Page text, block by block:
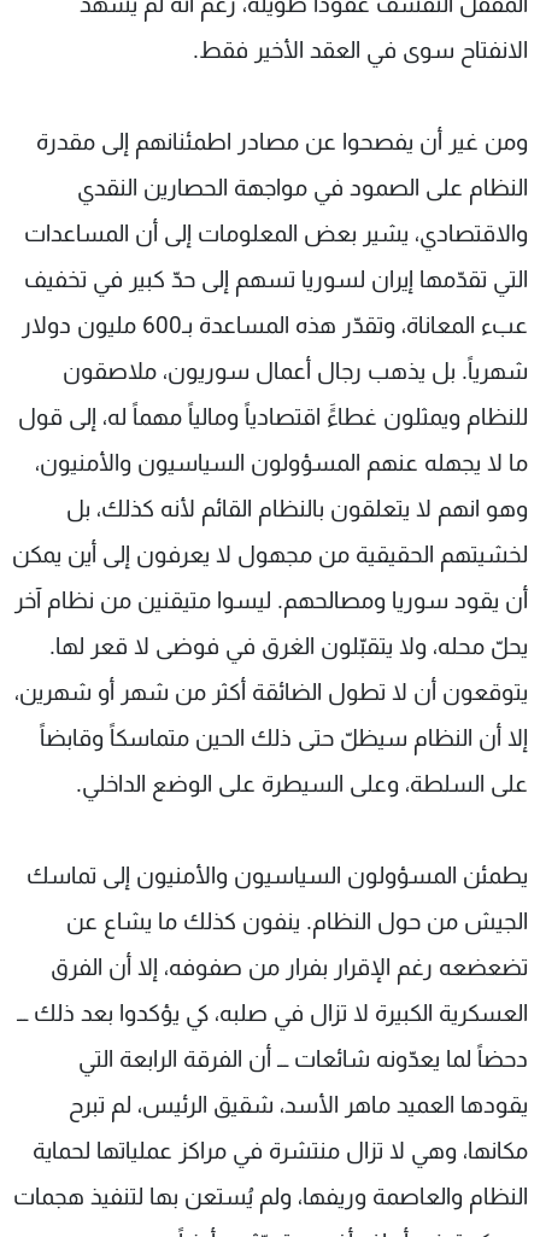
الانفتاح سوى في العقد الأخير فقط.
ومن غير أن يفصحوا عن مصادر اطمئنانهم إلى مقدرة
النظام على الصمود في مواجهة الحصارين النقدي
والاقتصادي، يشير بعض المعلومات إلى أن المساعدات
التي تقدّمها إيران لسوريا تسهم إلى حدّ كبير في تخفيف
عبء المعاناة، وتقدّر هذه المساعدة بـ600 مليون دولار
شهرياً. بل يذهب رجال أعمال سوريون، ملاصقون
للنظام ويمثلون غطاءًَ اقتصادياً ومالياً مهماً له، إلى قول
ما لا يجهله عنهم المسؤولون السياسيون والأمنيون،
وهو انهم لا يتعلقون بالنظام القائم لأنه كذلك، بل
لخشيتهم الحقيقية من مجهول لا يعرفون إلى أين يمكن
أن يقود سوريا ومصالحهم. ليسوا متيقنين من نظام آخر
يحلّ محله، ولا يتقبّلون الغرق في فوضى لا قعر لها.
يتوقعون أن لا تطول الضائقة أكثر من شهر أو شهرين،
إلا أن النظام سيظلّ حتى ذلك الحين متماسكاً وقابضاً
على السلطة، وعلى السيطرة على الوضع الداخلي.
يطمئن المسؤولون السياسيون والأمنيون إلى تماسك
الجيش من حول النظام. ينفون كذلك ما يشاع عن
تضعضعه رغم الإقرار بفرار من صفوفه، إلا أن الفرق
العسكرية الكبيرة لا تزال في صلبه، كي يؤكدوا بعد ذلك ـــ
دحضاً لما يعدّونه شائعات ـــ أن الفرقة الرابعة التي
يقودها العميد ماهر الأسد، شقيق الرئيس، لم تبرح
مكانها، وهي لا تزال منتشرة في مراكز عملياتها لحماية
النظام والعاصمة وريفها، ولم يُستعن بها لتنفيذ هجمات